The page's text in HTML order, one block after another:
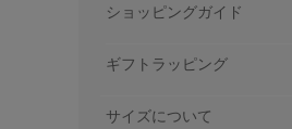
ショッピングガイド
ギフトラッピング
サイズについて